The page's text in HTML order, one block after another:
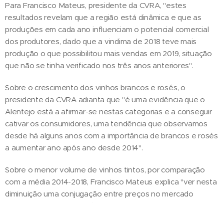
Para Francisco Mateus, presidente da CVRA, "estes
resultados revelam que a região está dinâmica e que as
produções em cada ano influenciam o potencial comercial
dos produtores, dado que a vindima de 2018 teve mais
produção o que possibilitou mais vendas em 2019, situação
que não se tinha verificado nos três anos anteriores".
Sobre o crescimento dos vinhos brancos e rosés, o
presidente da CVRA adianta que "é uma evidência que o
Alentejo está a afirmar-se nestas categorias e a conseguir
cativar os consumidores, uma tendência que observamos
desde há alguns anos com a importância de brancos e rosés
a aumentar ano após ano desde 2014".
Sobre o menor volume de vinhos tintos, por comparação
com a média 2014-2018, Francisco Mateus explica "ver nesta
diminuição uma conjugação entre preços no mercado